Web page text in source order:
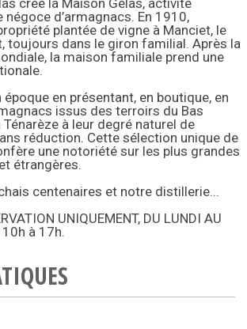
créé la Maison Gélas, activité
négoce d’armagnacs. En 1910,
plantée de vigne à Manciet, le
toujours dans le giron familial. Après la
la maison familiale prend une
en présentant, en boutique, en
issus des terroirs du Bas
à leur degré naturel de
réduction. Cette sélection unique de
une notoriété sur les plus grandes
étrangères.
centenaires et notre distillerie...
UNIQUEMENT, DU LUNDI AU
10h à 17h.